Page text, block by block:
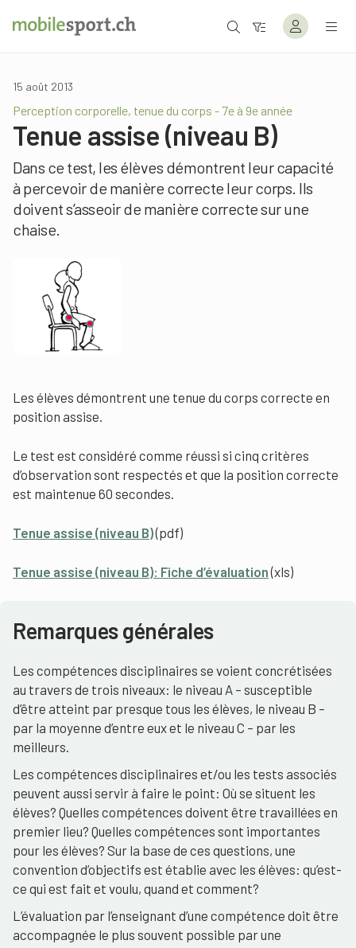
15 août 2013
Perception corporelle, tenue du corps - 7e à 9e année
Tenue assise (niveau B)
Dans ce test, les élèves démontrent leur capacité
à percevoir de manière correcte leur corps. Ils
doivent s’asseoir de manière correcte sur une
chaise.
Les élèves démontrent une tenue du corps correcte en
position assise.
Le test est considéré comme réussi si cinq critères
d’observation sont respectés et que la position correcte
est maintenue 60 secondes.
Tenue assise (niveau B)(pdf)
Tenue assise (niveau B): Fiche d’évaluation(xls)
Remarques générales
Les compétences disciplinaires se voient concrétisées
au travers de trois niveaux: le niveau A – susceptible
d’être atteint par presque tous les élèves, le niveau B –
par la moyenne d’entre eux et le niveau C – par les
meilleurs.
Les compétences disciplinaires et/ou les tests associés
peuvent aussi servir à faire le point: Où se situent les
élèves? Quelles compétences doivent être travaillées en
premier lieu? Quelles compétences sont importantes
pour les élèves? Sur la base de ces questions, une
convention d’objectifs est établie avec les élèves: qu’est-
ce qui est fait et voulu, quand et comment?
L’évaluation par l’enseignant d’une compétence doit être
accompagnée le plus souvent possible par une